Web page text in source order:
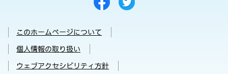
このホームページについて
個人情報の取り扱い
ウェブアクセシビリティ方針